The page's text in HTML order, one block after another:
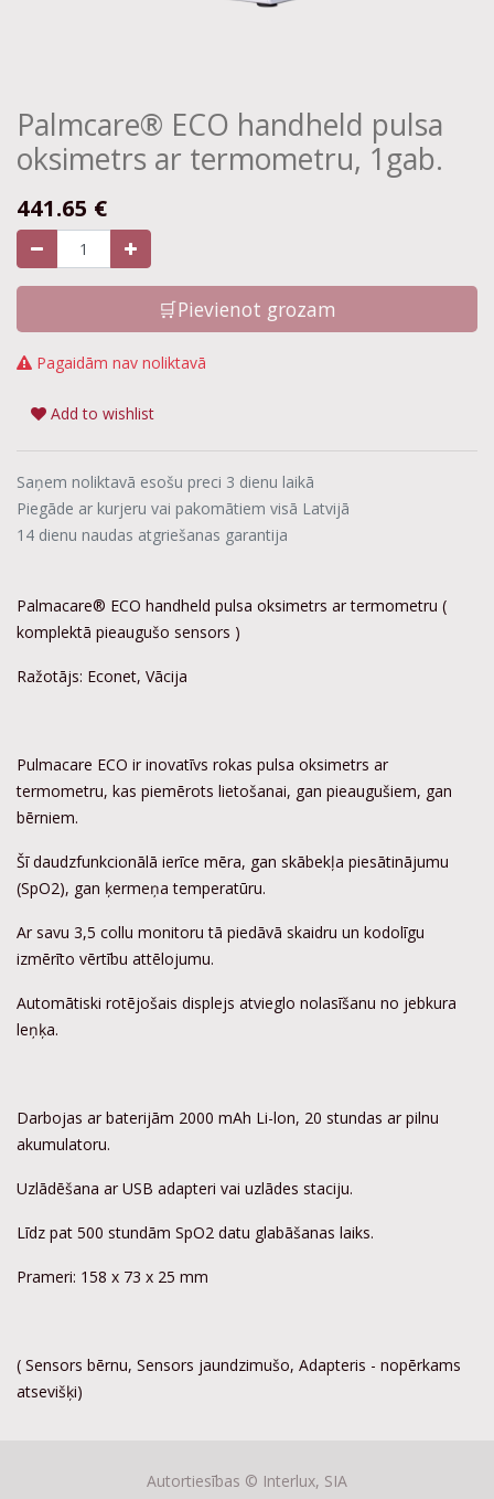
Palmcare® ECO handheld pulsa
oksimetrs ar termometru, 1gab.
441.65 €
🛒Pievienot grozam
Pagaidām nav noliktavā
Add to wishlist
Saņem noliktavā esošu preci 3 dienu laikā
Piegāde ar kurjeru vai pakomātiem visā Latvijā
14 dienu naudas atgriešanas garantija
Palmacare® ECO handheld pulsa oksimetrs ar termometru (
komplektā pieaugušo sensors )
Ražotājs: Econet, Vācija
Pulmacare ECO ir inovatīvs rokas pulsa oksimetrs ar
termometru, kas piemērots lietošanai, gan pieaugušiem, gan
bērniem.
Šī daudzfunkcionālā ierīce mēra, gan skābekļa piesātinājumu
(SpO2), gan ķermeņa temperatūru.
Ar savu 3,5 collu monitoru tā piedāvā skaidru un kodolīgu
izmērīto vērtību attēlojumu.
Automātiski rotējošais displejs atvieglo nolasīšanu no jebkura
leņķa.
Darbojas ar baterijām 2000 mAh Li-lon, 20 stundas ar pilnu
akumulatoru.
Uzlādēšana ar USB adapteri vai uzlādes staciju.
Līdz pat 500 stundām SpO2 datu glabāšanas laiks.
Prameri: 158 x 73 x 25 mm
( Sensors bērnu, Sensors jaundzimušo, Adapteris - nopērkams
atsevišķi)
Autortiesības © Interlux, SIA